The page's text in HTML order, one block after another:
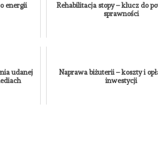
energii
Rehabilitacja stopy – klucz do
sprawności
udanej
Naprawa biżuterii – koszty i
inwestycji